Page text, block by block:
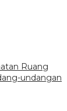
Ruang
undangan